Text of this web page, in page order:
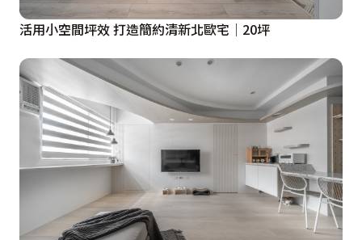
活用小空間坪效 打造簡約清新北歐宅│20坪